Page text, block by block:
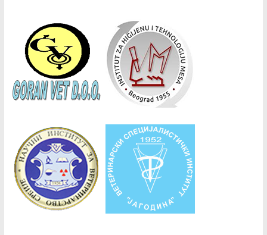
Copyright © 2026СВД. Сва права задржана.